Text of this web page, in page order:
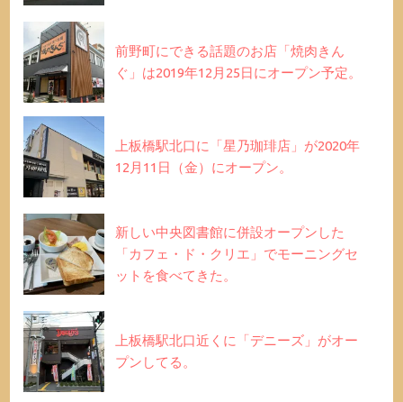
前野町にできる話題のお店「焼肉きん
ぐ」は2019年12月25日にオープン予定。
上板橋駅北口に「星乃珈琲店」が2020年
12月11日（金）にオープン。
新しい中央図書館に併設オープンした
「カフェ・ド・クリエ」でモーニングセ
ットを食べてきた。
上板橋駅北口近くに「デニーズ」がオー
プンしてる。